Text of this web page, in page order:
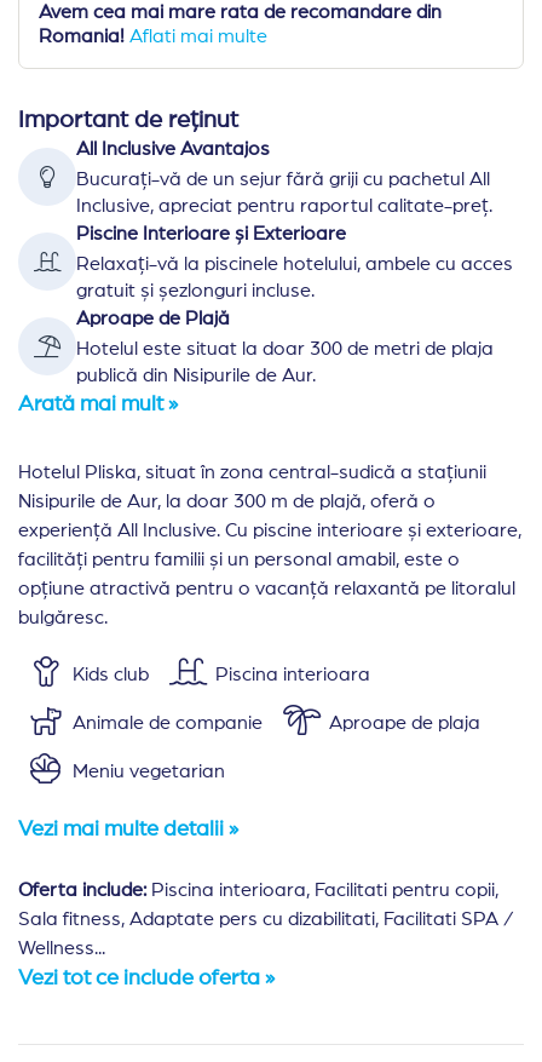
Avem cea mai mare rata de recomandare din
Romania! Aflati mai multe
Hotelul Pliska, situat în zona central-sudică a stațiunii
Nisipurile de Aur, la doar 300 m de plajă, oferă o
experiență All Inclusive. Cu piscine interioare și exterioare,
facilități pentru familii și un personal amabil, este o
opțiune atractivă pentru o vacanță relaxantă pe litoralul
bulgăresc.
Kids club Piscina interioara
Animale de companie Aproape de plaja
Meniu vegetarian
Vezi mai multe detalii »
Oferta include:Piscina interioara, Facilitati pentru copii,
Sala fitness, Adaptate pers cu dizabilitati, Facilitati SPA /
Wellness...
Vezi tot ce include oferta »
Important de reținut
All Inclusive Avantajos
Bucurați-vă de un sejur fără griji cu pachetul All
Inclusive, apreciat pentru raportul calitate-preț.
Piscine Interioare și Exterioare
Relaxați-vă la piscinele hotelului, ambele cu acces
gratuit și șezlonguri incluse.
Aproape de Plajă
Hotelul este situat la doar 300 de metri de plaja
publică din Nisipurile de Aur.
Arată mai mult »